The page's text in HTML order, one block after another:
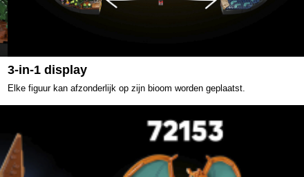
3-in-1 display
Elke figuur kan afzonderlijk op zijn bioom worden geplaatst.